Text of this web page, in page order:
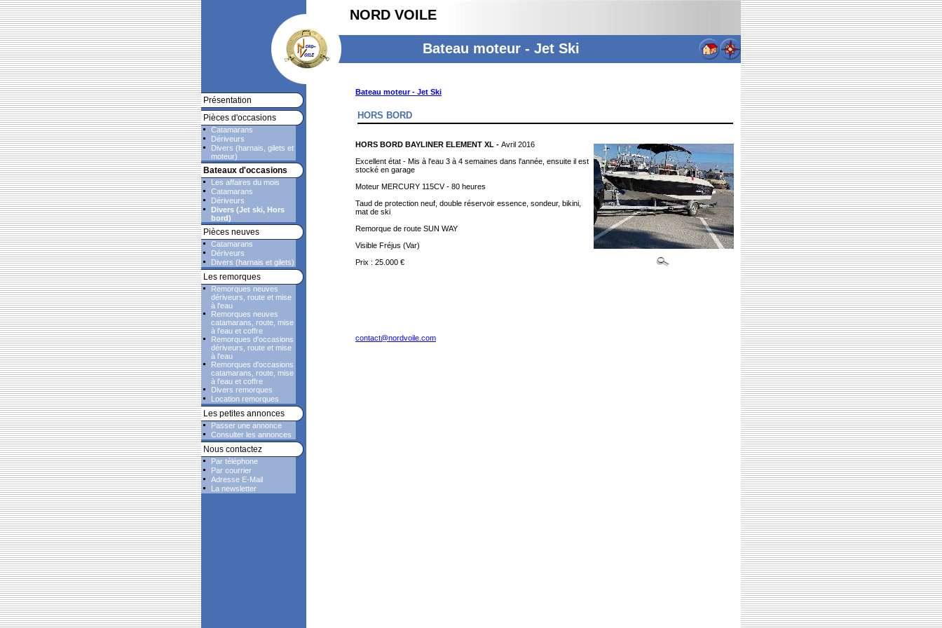
NORD VOILE
Bateau moteur - Jet Ski
Présentation
Pièces d'occasions
Catamarans
Dériveurs
Divers (harnais, gilets et
moteur)
Bateaux d'occasions
Les affaires du mois
Catamarans
Dériveurs
Divers (Jet ski, Hors
bord)
Pièces neuves
Catamarans
Dériveurs
Divers (harnais et gilets)
Les remorques
Remorques neuves
dériveurs, route et mise
à l'eau
Remorques neuves
catamarans, route, mise
à l'eau et coffre
Remorques d'occasions
dériveurs, route et mise
à l'eau
Remorques d'occasions
catamarans, route, mise
à l'eau et coffre
Divers remorques
Location remorques
Les petites annonces
Passer une annonce
Consulter les annonces
Nous contactez
Par téléphone
Par courrier
Adresse E-Mail
La newsletter
Bateau moteur - Jet Ski
HORS BORD
HORS BORD BAYLINER ELEMENT XL - Avril 2016
Excellent état - Mis à l'eau 3 à 4 semaines dans l'année, ensuite il est
stocké en garage
Moteur MERCURY 115CV - 80 heures
Taud de protection neuf, double réservoir essence, sondeur, bikini,
mat de ski
Remorque de route SUN WAY
Visible Fréjus (Var)
Prix : 25.000 €
contact@nordvoile.com